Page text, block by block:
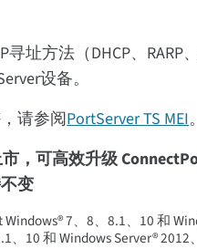
寻址方法（DHCP、
设备。
请参阅PortServer TS MEI。
，可高效升级
变
7、8、8.1、10 和
、10 和 Windows Server® 2012